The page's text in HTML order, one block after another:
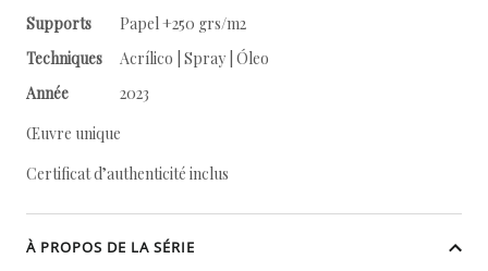
Supports
Papel +250 grs/m2
Techniques
Acrílico | Spray | Óleo
Année
2023
Œuvre unique
Certificat d’authenticité inclus
À PROPOS DE LA SÉRIE